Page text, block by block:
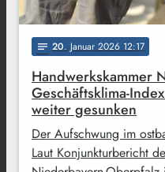
notes 20. Januar 2026 12:17
Handwerkskammer
Geschäftsklima-
weiter gesunken
Der Aufschwung im
Laut Konjunkturbericht